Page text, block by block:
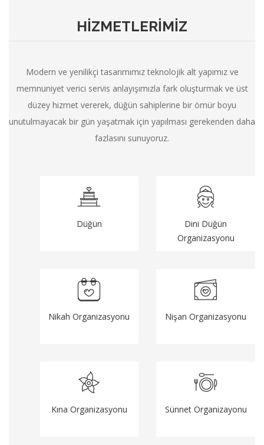
HİZMETLERİMİZ
Modern ve yenilikçi tasarımımız teknolojik alt yapımız ve
memnuniyet verici servis anlayışımızla fark oluşturmak ve üst
düzey hizmet vererek, düğün sahiplerine bir ömür boyu
unutulmayacak bir gün yaşatmak için yapılması gerekenden daha
fazlasını sunuyoruz.
Düğün
Dini Düğün
Organizasyonu
Nikah Organizasyonu Nişan Organizasyonu
Kına Organizasyonu Sünnet Organizayonu